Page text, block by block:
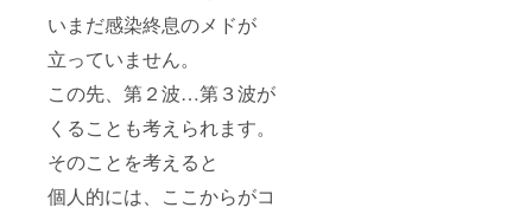
いまだ感染終息のメドが
立っていません。
この先、第２波…第３波が
くることも考えられます。
そのことを考えると
個人的には、ここからがコ